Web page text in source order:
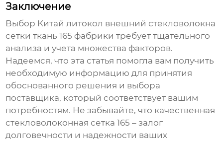
Заключение
Выбор Китай литокол внешний стекловолокна
сетки ткань 165 фабрики требует тщательного
анализа и учета множества факторов.
Надеемся, что эта статья помогла вам получить
необходимую информацию для принятия
обоснованного решения и выбора
поставщика, который соответствует вашим
потребностям. Не забывайте, что качественная
стекловолоконная сетка 165 – залог
долговечности и надежности ваших